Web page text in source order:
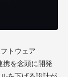
トウェア
携を念頭に開発